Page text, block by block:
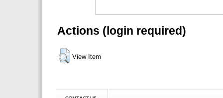
Actions (login required)
View Item